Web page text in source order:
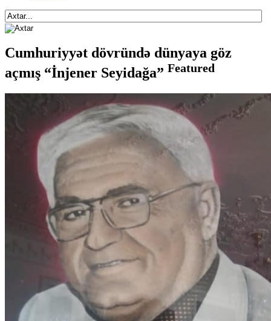
Cumhuriyyət dövründə dünyaya göz
açmış “İnjener Seyidağa” Featured